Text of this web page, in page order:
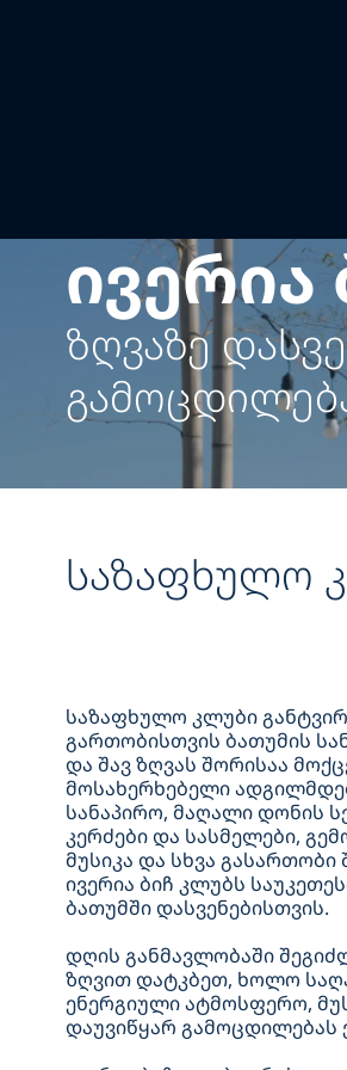
ივერია
ზღვაზე
საზაფხულო
საზაფხულო კლუბი
გართობისთვის ბათუმის
და შავ ზღვას შორისაა
მოსახერხებელი
სანაპირო, მაღალი დონის
კერძები და სასმელები,
მუსიკა და სხვა
ივერია ბიჩ კლუბს
ბათუმში დასვენებისთვის.
დღის განმავლობაში
ზღვით დატკბეთ, ხოლო
ენერგიული ატმოსფერო,
დაუვიწყარ გამოცდილებას